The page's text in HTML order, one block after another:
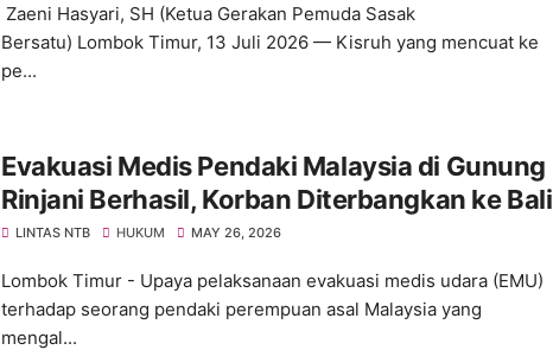
Zaeni Hasyari, SH (Ketua Gerakan Pemuda Sasak
Bersatu) Lombok Timur, 13 Juli 2026 — Kisruh yang mencuat ke
pe...
Evakuasi Medis Pendaki Malaysia di Gunung
Rinjani Berhasil, Korban Diterbangkan ke Bali
LINTAS NTB HUKUM MAY 26, 2026
Lombok Timur - Upaya pelaksanaan evakuasi medis udara (EMU)
terhadap seorang pendaki perempuan asal Malaysia yang
mengal...